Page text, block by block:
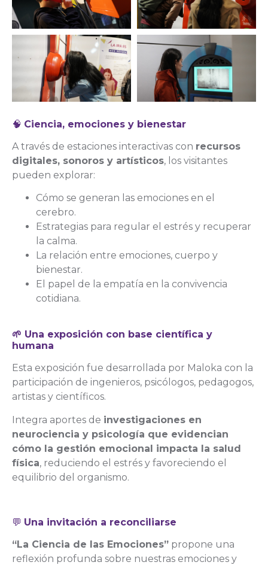
🧠 Ciencia, emociones y bienestar
A través de estaciones interactivas con recursos
digitales, sonoros y artísticos, los visitantes
pueden explorar:
Cómo se generan las emociones en el
cerebro.
Estrategias para regular el estrés y recuperar
la calma.
La relación entre emociones, cuerpo y
bienestar.
El papel de la empatía en la convivencia
cotidiana.
🌱 Una exposición con base científica y
humana
Esta exposición fue desarrollada por Maloka con la
participación de ingenieros, psicólogos, pedagogos,
artistas y científicos.
Integra aportes de investigaciones en
neurociencia y psicología que evidencian
cómo la gestión emocional impacta la salud
física, reduciendo el estrés y favoreciendo el
equilibrio del organismo.
💬 Una invitación a reconciliarse
“La Ciencia de las Emociones” propone una
reflexión profunda sobre nuestras emociones y